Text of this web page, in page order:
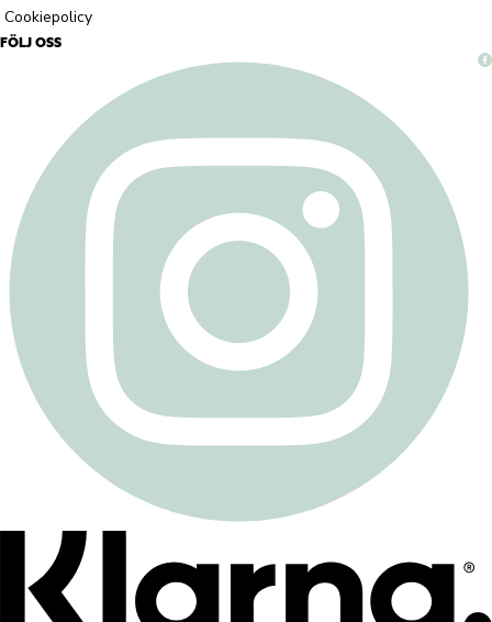
Cookiepolicy
FÖLJ OSS